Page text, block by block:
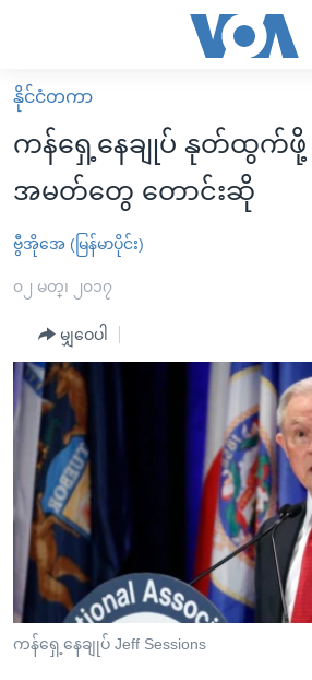
လွယ်ကူ
စေ
များ
ပင်မ
ကျော်
ကြည့်
ညွန်း
စာမျက်နှာ
ကျော်
ကြည့်
မူလစာမျက်နှာ
မြန်မာ
ကမ္ဘာ့သတင်းများ
နိုင်ငံတကာ
အစ္စရေး-ပါလက်စတိုင်း
ဗွီဒီယို
အင်္ဂလိပ်စာလေ့လာမယ်
အမေရိကန်သုံးအီဒီယံ
မကြေးမုံရဲ့ အင်္ဂလိပ်စာ
ရုပ်ရှင်ထဲက အင်္ဂလိပ်စာ
သုတပဒေသာ အင်္ဂလိပ်စာ
အပတ်စဉ်ကဏ္ဍများ
ရေဒီယို
တီဗွီ
ရေဒီယိုနှင့်ရုပ်သံ အချက်အလက်များ
ရေဒီယို/တီဗွီအစီအစဉ်
Learning English
ဗွီအိုအေ လူမှုကွန်ယက်များ
နိုင်ငံတကာ
ကန်ရှေ့နေချုပ် နုတ်ထွက်
အမတ်တွေ တောင်းဆို
ဗွီအိုအေ (မြန်မာပိုင်း)
၀၂ မတ္၊ ၂၀၁၇
မျှဝေပါ
ကန်ရှေ့နေချုပ် Jeff Sessions